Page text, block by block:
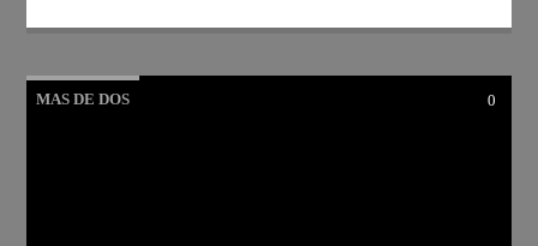
MAS DE DOS 0